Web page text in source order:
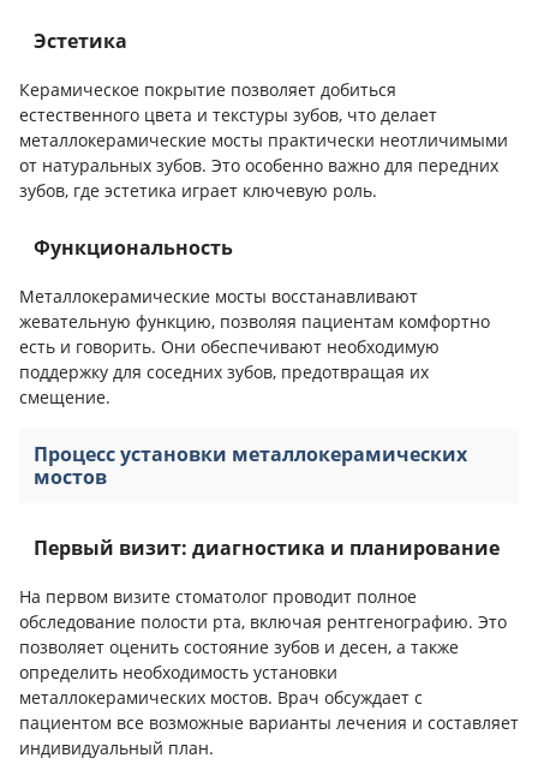
Эстетика
Керамическое покрытие позволяет добиться
естественного цвета и текстуры зубов, что делает
металлокерамические мосты практически неотличимыми
от натуральных зубов. Это особенно важно для передних
зубов, где эстетика играет ключевую роль.
Функциональность
Металлокерамические мосты восстанавливают
жевательную функцию, позволяя пациентам комфортно
есть и говорить. Они обеспечивают необходимую
поддержку для соседних зубов, предотвращая их
смещение.
Процесс установки металлокерамических
мостов
Первый визит: диагностика и планирование
На первом визите стоматолог проводит полное
обследование полости рта, включая рентгенографию. Это
позволяет оценить состояние зубов и десен, а также
определить необходимость установки
металлокерамических мостов. Врач обсуждает с
пациентом все возможные варианты лечения и составляет
индивидуальный план.